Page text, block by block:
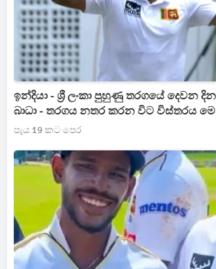
ඉන්දියා - ශ්‍රී ලංකා පුහුණු තරගයේ දෙවන
බාධා - තරගය නතර කරන විට විස්තරය
පැය 19 කට පෙර